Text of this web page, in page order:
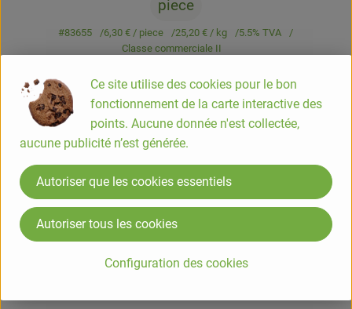
piece
#83655 6,30 €/ piece 25,20 €/ kg
5.5% TVA
Classe commerciale II
Info Origine
Info
Purée d'Amande complète 350g
COMPOSITION
Amandes* grillées . *issues de l’agriculture biologique.
Ce site utilise des cookies pour le bon
fonctionnement de la carte interactive des
points. Aucune donnée n'est collectée,
aucune publicité n’est générée.
Configuration des cookies
Autoriser que les cookies essentiels
Autoriser tous les cookies